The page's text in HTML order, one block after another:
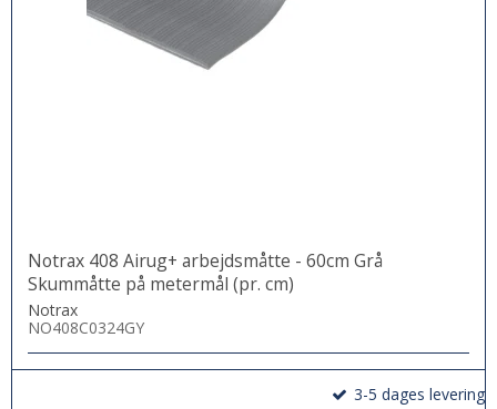
Notrax 408 Airug+ arbejdsmåtte - 60cm Grå
Skummåtte på metermål (pr. cm)
Notrax
NO408C0324GY
3-5 dages levering